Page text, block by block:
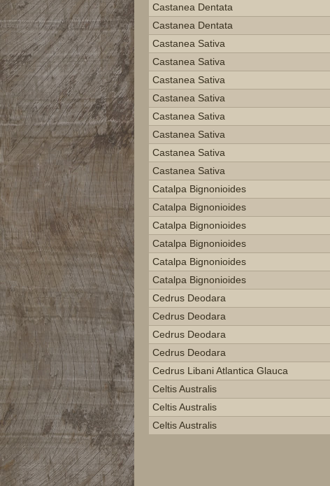
Castanea Dentata
Castanea Dentata
Castanea Sativa
Castanea Sativa
Castanea Sativa
Castanea Sativa
Castanea Sativa
Castanea Sativa
Castanea Sativa
Castanea Sativa
Catalpa Bignonioides
Catalpa Bignonioides
Catalpa Bignonioides
Catalpa Bignonioides
Catalpa Bignonioides
Catalpa Bignonioides
Cedrus Deodara
Cedrus Deodara
Cedrus Deodara
Cedrus Deodara
Cedrus Libani Atlantica Glauca
Celtis Australis
Celtis Australis
Celtis Australis